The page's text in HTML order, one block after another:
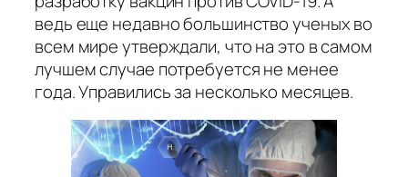
ведь еще недавно большинство ученых во
всем мире утверждали, что на это в самом
лучшем случае потребуется не менее
года. Управились за несколько месяцев.